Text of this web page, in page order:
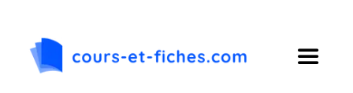
contenu
Toggle